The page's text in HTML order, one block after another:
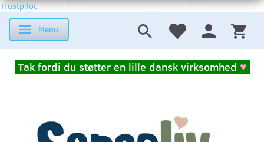
Trustpilot
Skifte navigation
Menu
Tak fordi du støtter en lille dansk virksomhed ♥